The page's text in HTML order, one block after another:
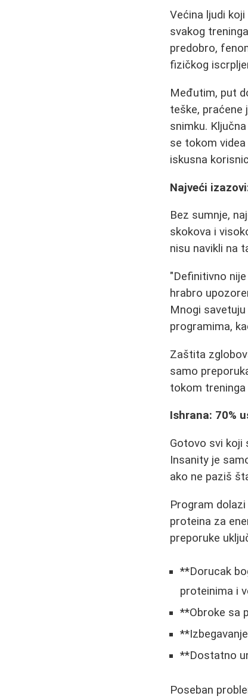
Većina ljudi
svakog
predobro,
fizičkog
Međutim, put
teške, praćene
snimku.
se tokom
iskusna
Najveći
Bez sumnje,
skokova i
nisu navikli na
"Definitivno
hrabro
Mnogi
programima,
Zaštita
samo
tokom
Ishrana: 70%
Gotovo svi koji
Insanity je
ako ne paziš
Program
proteina za
preporuke
**Dorucak
proteinima i
**Obroke sa
**Dostatno
Poseban